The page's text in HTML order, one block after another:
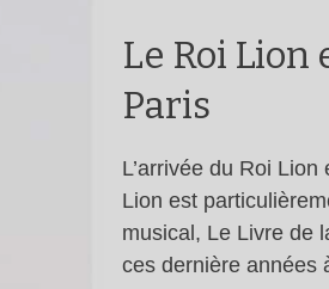
Le Roi Lion
Paris
L’arrivée du Roi
Lion est
musical, Le Livre de
ces dernière années